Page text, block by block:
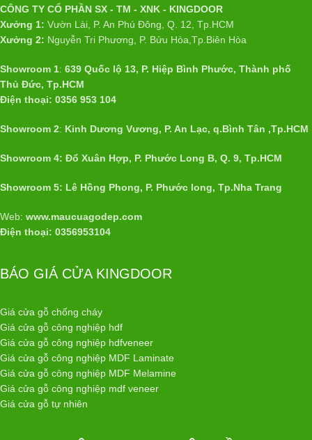
CÔNG TY CỔ PHẦN SX - TM - XNK - KINGDOOR
Xưởng 1: Vườn Lài, P. An Phú Đông, Q. 12, Tp.HCM
Xưởng 2: Nguyễn Tri Phương, P. Bửu Hòa,Tp.Biên Hòa
Showroom 1: 639 Quốc lộ 13, P. Hiệp Bình Phước, Thành phố
Thủ Đức, Tp.HCM
Điện thoại: 0356 953 104
Showroom 2: Kinh Dương Vương, P. An Lạc, q.Bình Tân ,Tp.HCM
Showroom 4: Đổ Xuân Hợp, P. Phước Long B, Q. 9, Tp.HCM
Showroom 5: Lê Hồng Phong, P. Phước long, Tp.Nha Trang
Web: www.maucuagodep.com
Điện thoại: 0356953104
BÁO GIÁ CỬA KINGDOOR
Giá cửa gỗ chống cháy
Giá cửa gỗ công nghiệp hdf
Giá cửa gỗ công nghiệp hdfveneer
Giá cửa gỗ công nghiệp MDF Laminate
Giá cửa gỗ công nghiệp MDF Melamine
Giá cửa gỗ công nghiệp mdf veneer
Giá cửa gỗ tự nhiên